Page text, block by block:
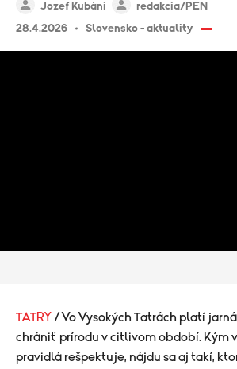
Jozef Kubáni
redakcia/PEN
28.4.2026
Slovensko - aktuality
TATRY / Vo Vysokých Tatrách platí
chrániť prírodu v citlivom období. Kým
pravidlá rešpektuje, nájdu sa aj takí,